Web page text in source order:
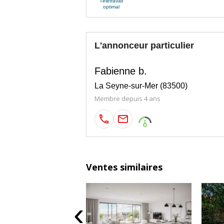
optimal
L'annonceur particulier
Fabienne b.
La Seyne-sur-Mer (83500)
Membre depuis 4 ans
Ventes similaires
‹